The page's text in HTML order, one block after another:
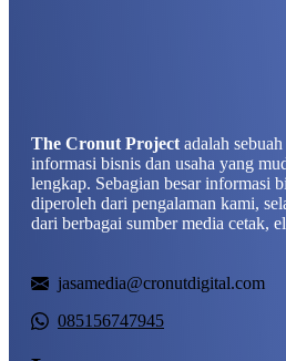
The Cronut Project adalah
informasi bisnis dan usaha yang
lengkap. Sebagian besar informasi
diperoleh dari pengalaman kami,
dari berbagai sumber media cetak,
jasamedia@cronutdigital.com
085156747945